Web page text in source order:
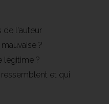
de l'auteur
?
légitime ?
et qui